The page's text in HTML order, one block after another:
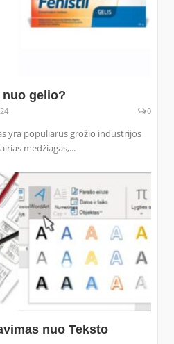
gelio?
0
yra populiarus grožio industrijos
medžiagas,...
nuo Teksto